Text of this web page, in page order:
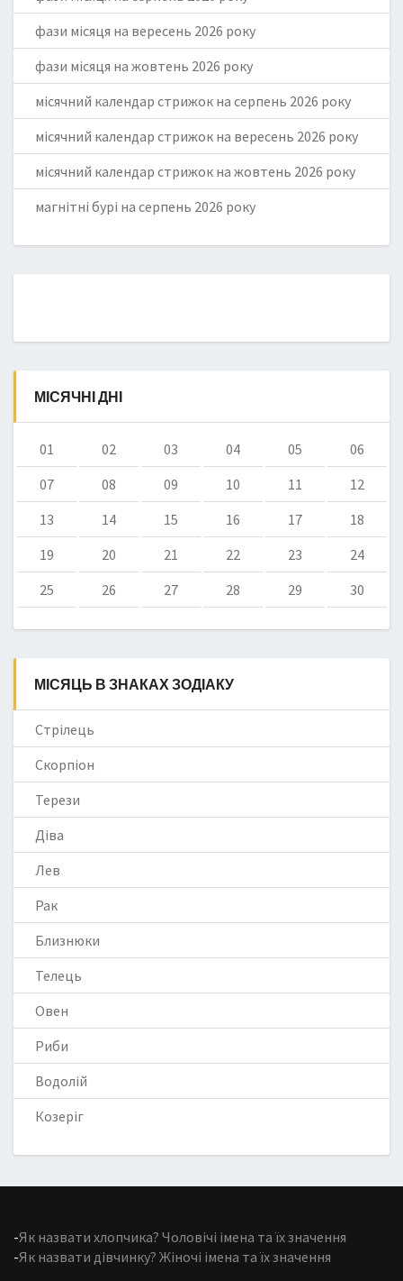
фази місяця на вересень 2026 року
фази місяця на жовтень 2026 року
місячний календар стрижок на серпень 2026 року
місячний календар стрижок на вересень 2026 року
місячний календар стрижок на жовтень 2026 року
магнітні бурі на серпень 2026 року
МІСЯЧНІ ДНІ
01 02 03 04 05
06
07
08 09 10 11
12
13
14 15 16 17
18
19
20 21 22 23
24
25
26 27 28 29 30
МІСЯЦЬ В ЗНАКАХ ЗОДІАКУ
Стрілець
Скорпіон
Терези
Діва
Лев
Рак
Близнюки
Телець
Овен
Риби
Водолій
Козеріг
-Як назвати хлопчика? Чоловічі імена та їх значення
-Як назвати дівчинку? Жіночі імена та їх значення